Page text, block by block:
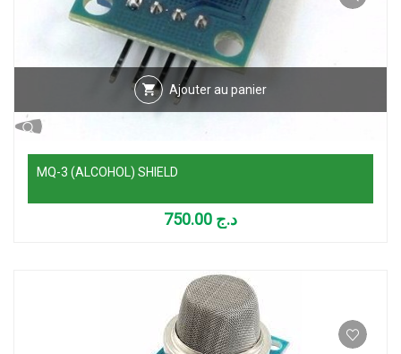
Ajouter au panier
MQ-3 (ALCOHOL) SHIELD
د.ج